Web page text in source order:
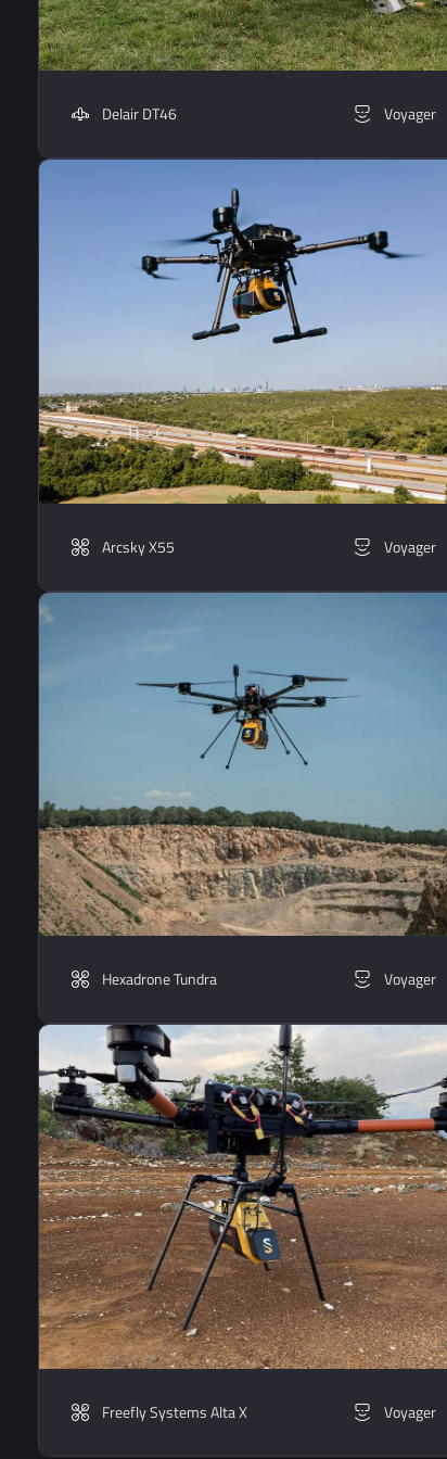
Delair DT46 Voyager
Arcsky X55 Voyager
Hexadrone Tundra Voyager
Freefly Systems Alta X Voyager